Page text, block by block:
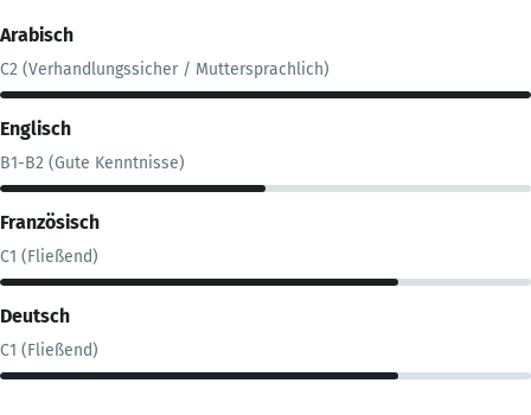
Arabisch
C2 (Verhandlungssicher / Muttersprachlich)
Englisch
B1-B2 (Gute Kenntnisse)
Französisch
C1 (Fließend)
Deutsch
C1 (Fließend)